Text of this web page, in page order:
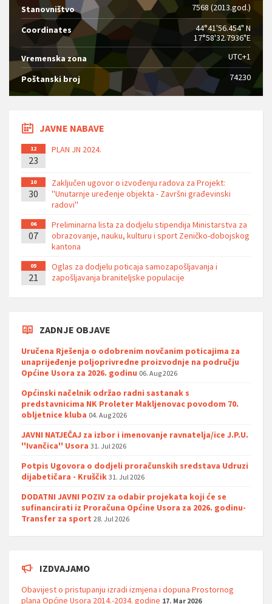
Stanovništvo 7568 (2013.god.)
Coordinates
44°41'56.454" N
17°58'32.7936"E
Vremenska zona
UTC+1
Poštanski broj 74230
JAVNE NABAVE
12
23
PLAN JN 2024.
10
30
Zaključen ugovor o izvođenju radova za Projekt:
''Unutarnje uređenje objekta - Završni građevinski
radovi''
06
07
Preliminarna lista za dodjelu stipendija Ministarstva za
obrazovanje, nauku, kulturu i sport Zeničko-dobojskog
kantona
05
21
Oglas za dodjelu poticaja samozapošljavanja i
zapošljavanja braniteljske populacije
ZADNJE OBJAVE
Uručena Rješenja o odobrenim novčanim poticajima za
unaprijeđenje poljoprivredne proizvodnje na području
Općine Usora za 2026. godinu 06. Aug 2026
Općinski načelnik održao radni sastanak s
predstavnicima NK Proleter Makljenovac povodom 70.
obljetnice kluba 04. Aug 2026
JAVNI NATJEČAJ za izbor i imenovanje ravnatelja/ice J.P.U.
''Ivančica'' Usora 31. Jul 2026
Potpis Ugovora o dodjeli proračunskih sredstava Udruzi
dijabetičara - Kruščik 31. Jul 2026
DODATNI JAVNI POZIV za odabir projekata koji će se
sufinancirati iz Proračuna Općine Usora za 2026. godinu-
Transfer za sport 28. Jul 2026
IZDVAJAMO
Obavijest o pristupanju izradi izmjena i dopuna Prostornog
plana Općine Usora 2014.-2034. godine 17. Mar 2026